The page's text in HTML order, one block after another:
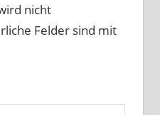
nicht
Felder sind mit